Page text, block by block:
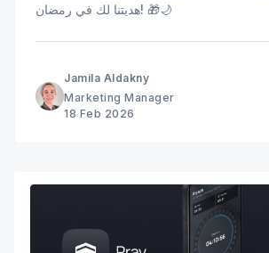
هديتنا لك في رمضان! 🎁🌙
Jamila Aldakny
Marketing Manager
18 Feb 2026